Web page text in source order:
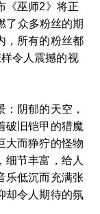
《巫师2》将正
了众多粉丝的期
，所有的粉丝都
令人震撼的视
阴郁的天空，
破旧铠甲的猎魔
而狰狞的怪物
细节丰富，给人
乐低沉而充满张
却令人期待的氛